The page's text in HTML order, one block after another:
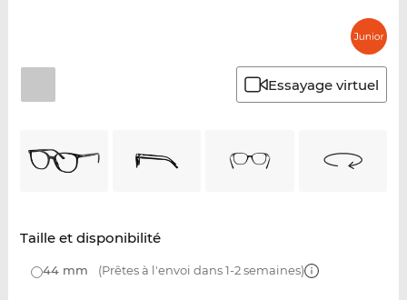
Essayage virtuel
Taille et disponibilité
44 mm (Prêtes à l'envoi dans 1-2 semaines)